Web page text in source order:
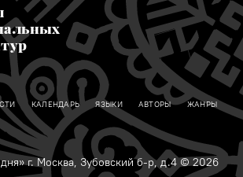
КАЛЕНДАРЬ ЯЗЫКИ АВТОРЫ ЖАНРЫ
г. Москва, Зубовский б-р, д.4 © 2026